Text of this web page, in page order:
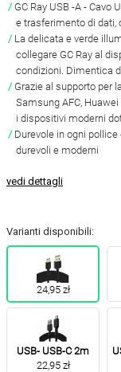
GC Ray USB -A - Cavo
e trasferimento di dati,
La delicata e verde
collegare GC Ray al
condizioni. Dimentica
Grazie al supporto per
Samsung AFC,
i dispositivi moderni
Durevole in ogni
durevoli e moderni
vedi dettagli
Varianti disponibili:
24,95 zł
USB- USB-C 2m
22,95 zł